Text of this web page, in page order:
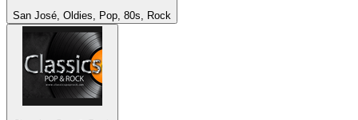
San José, Oldies, Pop, 80s, Rock